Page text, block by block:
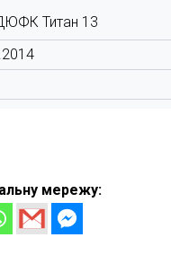
Титан 13
мережу: